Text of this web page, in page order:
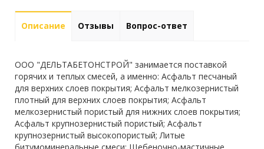
Описание Отзывы Вопрос-ответ
ООО "ДЕЛЬТАБЕТОНСТРОЙ" занимается поставкой
горячих и теплых смесей, а именно: Асфальт песчаный
для верхних слоев покрытия; Асфальт мелкозернистый
плотный для верхних слоев покрытия; Асфальт
мелкозернистый пористый для нижних слоев покрытия;
Асфальт крупнозернистый пористый; Асфальт
крупнозернистый высокопористый; Литые